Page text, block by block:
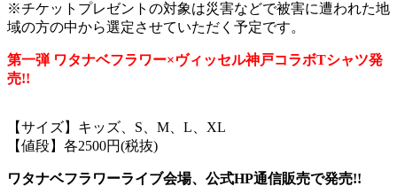
※チケットプレゼントの対象は災害などで被害に遭われた地
域の方の中から選定させていただく予定です。
第一弾 ワタナベフラワー×ヴィッセル神戸コラボTシャツ発
売!!
【サイズ】キッズ、S、M、L、XL
【値段】各2500円(税抜)
ワタナベフラワーライブ会場、公式HP通信販売で発売!!